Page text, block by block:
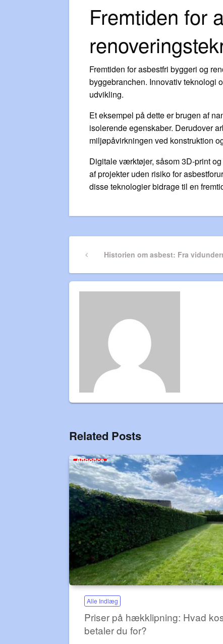
Fremtiden for
Fremtiden for asbestfri byggeri og
byggebranchen. Innovativ teknologi
udvikling.
Et eksempel på dette er brugen af
isolerende egenskaber. Derudover
miljøpåvirkningen ved konstruktion
Digitale værktøjer, såsom 3D-print
af projekter uden risiko for
disse teknologier bidrage til en
PreviousHistorien om asbest: Fra
Related Posts
Annonce
Alle Indlæg
Priser på hækklipning: Hvad
betaler du for?